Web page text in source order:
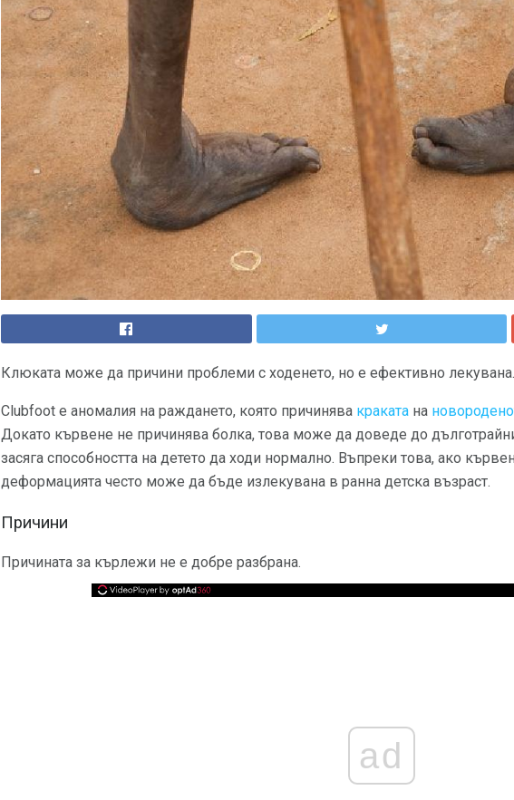
Клюката може да причини проблеми с ходенето, но е ефективно лекувана.
Clubfoot е аномалия на раждането, която причинява краката на
Докато кървене не причинява болка, това може да доведе до
засяга способността на детето да ходи нормално. Въпреки това, ако
деформацията често може да бъде излекувана в ранна детска възраст.
Причини
Причината за кърлежи не е добре разбрана.
ad